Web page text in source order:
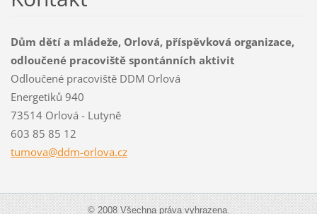
Dům dětí a mládeže, Orlová, příspěvková organizace,
odloučené pracoviště spontánních aktivit
Odloučené pracoviště DDM Orlová
Energetiků 940
73514 Orlová - Lutyně
603 85 85 12
tumova@ddm-orlova.cz
© 2008 Všechna práva vyhrazena.